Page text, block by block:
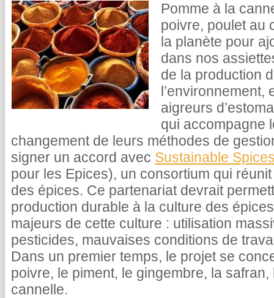
Pomme à la
poivre, poulet au
la planète pour
dans nos
de la production
l’environnement,
aigreurs
qui accompagne
changement de leurs méthodes de
signer un accord avec Sustainable
pour les Epices), un consortium qui
des épices. Ce partenariat devrait
production durable à la culture des
majeurs de cette culture : utilisation
pesticides, mauvaises conditions de
Dans un premier temps, le projet se
poivre, le piment, le gingembre, la
cannelle.